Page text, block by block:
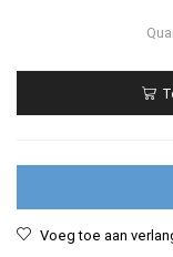
Voeg toe aan